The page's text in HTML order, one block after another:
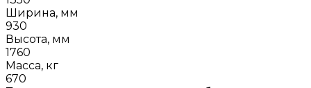
Ширина, мм
930
Высота, мм
1760
Масса, кг
670